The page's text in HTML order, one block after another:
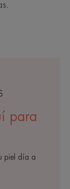
para
piel día a